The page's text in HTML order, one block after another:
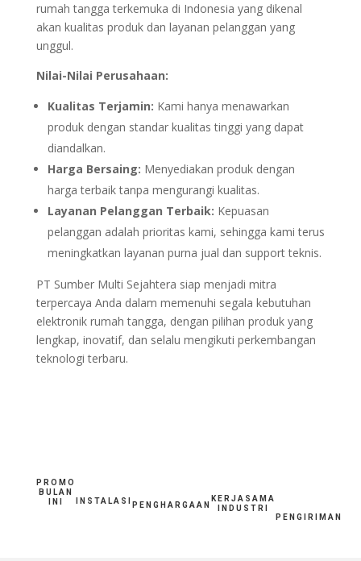
rumah tangga terkemuka di Indonesia yang dikenal
akan kualitas produk dan layanan pelanggan yang
unggul.
Nilai-Nilai Perusahaan:
Kualitas Terjamin: Kami hanya menawarkan
produk dengan standar kualitas tinggi yang dapat
diandalkan.
Harga Bersaing: Menyediakan produk dengan
harga terbaik tanpa mengurangi kualitas.
Layanan Pelanggan Terbaik: Kepuasan
pelanggan adalah prioritas kami, sehingga kami terus
meningkatkan layanan purna jual dan support teknis.
PT Sumber Multi Sejahtera siap menjadi mitra
terpercaya Anda dalam memenuhi segala kebutuhan
elektronik rumah tangga, dengan pilihan produk yang
lengkap, inovatif, dan selalu mengikuti perkembangan
teknologi terbaru.
PROMO
BULAN
INI
INSTALASI PENGHARGAAN
KERJASAMA
INDUSTRI
PENGIRIMAN